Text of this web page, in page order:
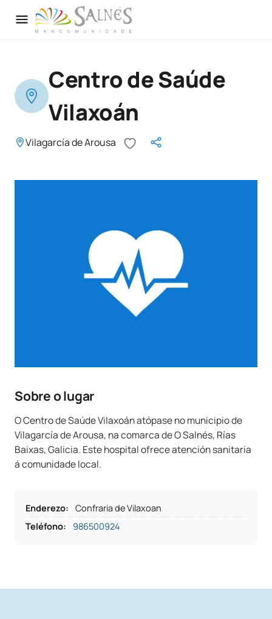
Centro de Saúde
Vilaxoán
Vilagarcía de Arousa
Sobre o lugar
O Centro de Saúde Vilaxoán atópase no municipio de
Vilagarcía de Arousa, na comarca de O Salnés, Rías
Baixas, Galicia. Este hospital ofrece atención sanitaria
á comunidade local.
Enderezo:
Confraria de Vilaxoan
Teléfono: 986500924